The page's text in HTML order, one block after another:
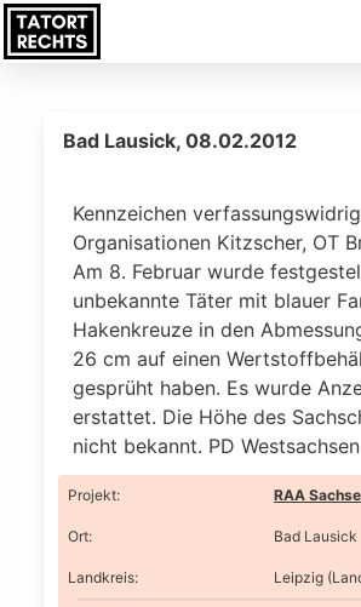
Bad Lausick, 08.02.2012
Kennzeichen
Organisationen Kitzscher, OT
Am 8. Februar wurde
unbekannte Täter mit blauer
Hakenkreuze in den
26 cm auf einen
gesprüht haben. Es wurde
erstattet. Die Höhe des
nicht bekannt. PD Westsachsen
Projekt: RAA
Ort: Bad Lausick
Landkreis: Leipzig